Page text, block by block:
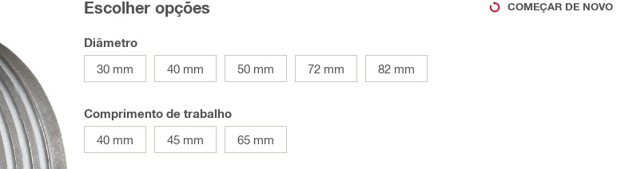
Escolher opções COMEÇAR DE NOVO
Diâmetro
30 mm
40 mm 50 mm 72 mm 82 mm
Comprimento de trabalho
40 mm
45 mm 65 mm